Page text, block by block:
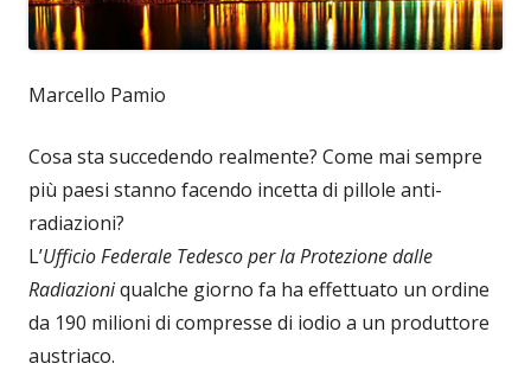
Marcello Pamio
Cosa sta succedendo realmente? Come mai sempre
più paesi stanno facendo incetta di pillole anti-
radiazioni?
L’Ufficio Federale Tedesco per la Protezione dalle
Radiazioniqualche giorno fa ha effettuato un ordine
da 190 milioni di compresse di iodio a un produttore
austriaco.